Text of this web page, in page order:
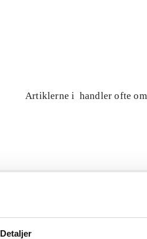
Detaljer
Artiklerne i handler ofte om